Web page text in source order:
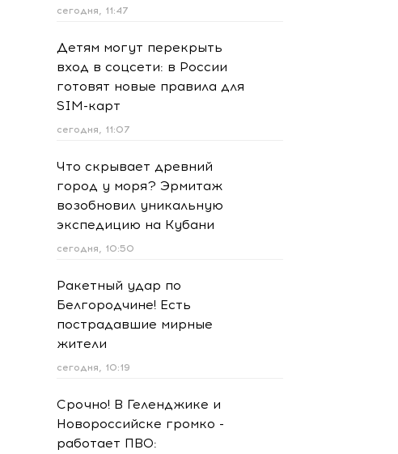
сегодня, 11:47
Детям могут перекрыть
вход в соцсети: в России
готовят новые правила для
SIM-карт
сегодня, 11:07
Что скрывает древний
город у моря? Эрмитаж
возобновил уникальную
экспедицию на Кубани
сегодня, 10:50
Ракетный удар по
Белгородчине! Есть
пострадавшие мирные
жители
сегодня, 10:19
Срочно! В Геленджике и
Новороссийске громко -
работает ПВО: